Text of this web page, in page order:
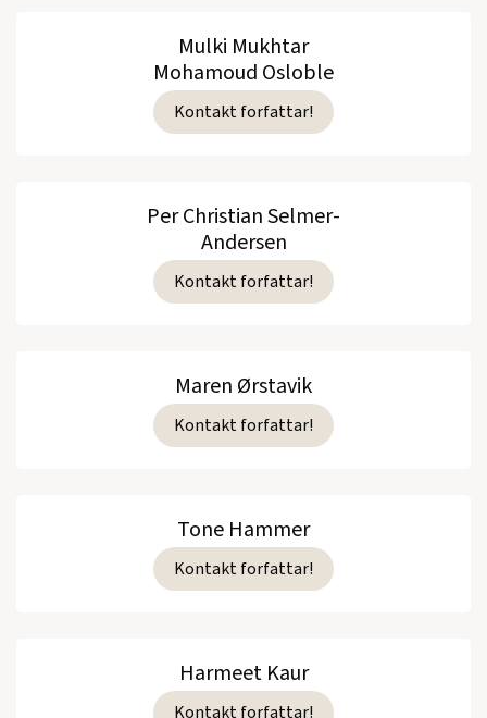
Mulki Mukhtar
Mohamoud Osloble
Kontakt forfattar!
Per Christian Selmer-
Andersen
Kontakt forfattar!
Maren Ørstavik
Kontakt forfattar!
Tone Hammer
Kontakt forfattar!
Harmeet Kaur
Kontakt forfattar!